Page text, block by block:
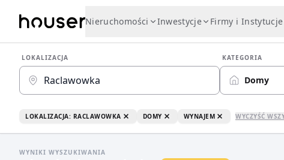
Nieruchomości Inwestycje Firmy i Instytucje
LOKALIZACJA KATEGORIA
Domy
LOKALIZACJA: RACLAWOWKA DOMY WYNAJEM WYCZYŚĆ
WYNIKI WYSZUKIWANIA